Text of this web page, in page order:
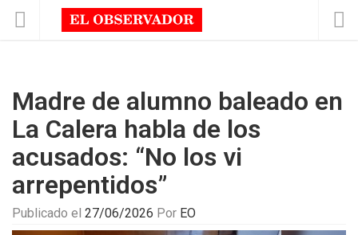
Madre de alumno baleado en
La Calera habla de los
acusados: “No los vi
arrepentidos”
Publicado el 27/06/2026 Por EO